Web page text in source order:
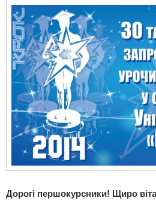
Дорогі першокурсники! Щиро